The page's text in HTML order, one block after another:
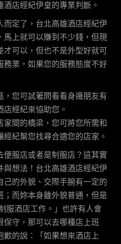
店經紀伊皇的專業判斷。
而定了，台北高雄酒店經紀伊
馬上就可以賺到不少錢，但現
才可以，但也不是外型好就可
務業，如果您的服務態度不好
您可試著問看看身邊朋友有
經紀來協助您。
間的橋梁，您可將您所需和
紀幫您找尋合適您的店家。
便服店或者是制服店？這其實
與想法！台北高雄酒店經紀伊
己的外貌、交際手腕有一定的
而妳本身雖外貌普通，但是
服酒店工作。」也許有人會
守，那可以去哪種店上班
歉的說：「如果想來酒店上